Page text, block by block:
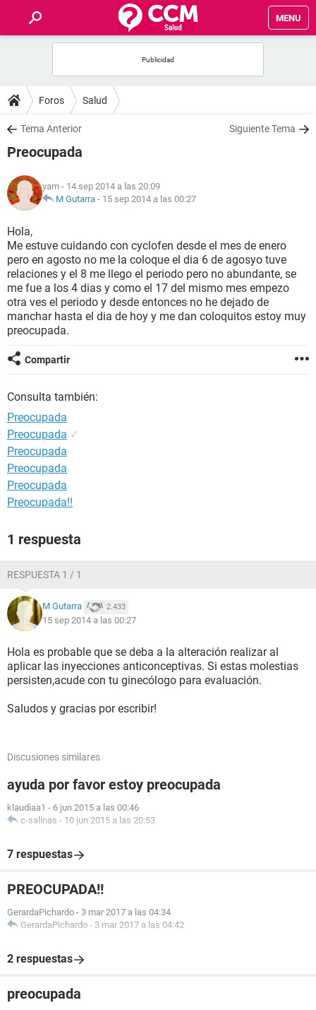
MENU
FOROS
SALUD
NUTRICIÓN
BIENESTAR
SEXUALIDAD
GLOSARIO
Foros Salud
Tema Anterior Siguiente Tema
Preocupada
yam - 14 sep 2014 a las 20:09
M Gutarra - 15 sep 2014 a las 00:27
Hola,
Me estuve cuidando con cyclofen desde el mes de enero
pero en agosto no me la coloque el dia 6 de agosyo tuve
relaciones y el 8 me llego el periodo pero no abundante, se
me fue a los 4 dias y como el 17 del mismo mes empezo
otra ves el periodo y desde entonces no he dejado de
manchar hasta el dia de hoy y me dan coloquitos estoy muy
preocupada.
Compartir
Consulta también:
Preocupada
Preocupada ✓
Preocupada
Preocupada
Preocupada
Preocupada!!
1 respuesta
RESPUESTA 1 / 1
M Gutarra 2.433
15 sep 2014 a las 00:27
Hola es probable que se deba a la alteración realizar al
aplicar las inyecciones anticonceptivas. Si estas molestias
persisten,acude con tu ginecólogo para evaluación.
Saludos y gracias por escribir!
Discusiones similares
ayuda por favor estoy preocupada
klaudiaa1 - 6 jun 2015 a las 00:46
c-salinas - 10 jun 2015 a las 20:53
7 respuestas
PREOCUPADA!!
GerardaPichardo - 3 mar 2017 a las 04:34
GerardaPichardo - 3 mar 2017 a las 04:42
2 respuestas
preocupada